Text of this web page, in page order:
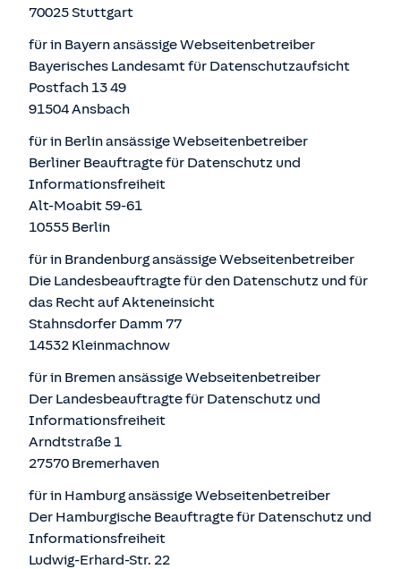
70025 Stuttgart
für in Bayern ansässige Webseitenbetreiber
Bayerisches Landesamt für Datenschutzaufsicht
Postfach 13 49
91504 Ansbach
für in Berlin ansässige Webseitenbetreiber
Berliner Beauftragte für Datenschutz und
Informationsfreiheit
Alt-Moabit 59-61
10555 Berlin
für in Brandenburg ansässige Webseitenbetreiber
Die Landesbeauftragte für den Datenschutz und für
das Recht auf Akteneinsicht
Stahnsdorfer Damm 77
14532 Kleinmachnow
für in Bremen ansässige Webseitenbetreiber
Der Landesbeauftragte für Datenschutz und
Informationsfreiheit
Arndtstraße 1
27570 Bremerhaven
für in Hamburg ansässige Webseitenbetreiber
Der Hamburgische Beauftragte für Datenschutz und
Informationsfreiheit
Ludwig-Erhard-Str. 22